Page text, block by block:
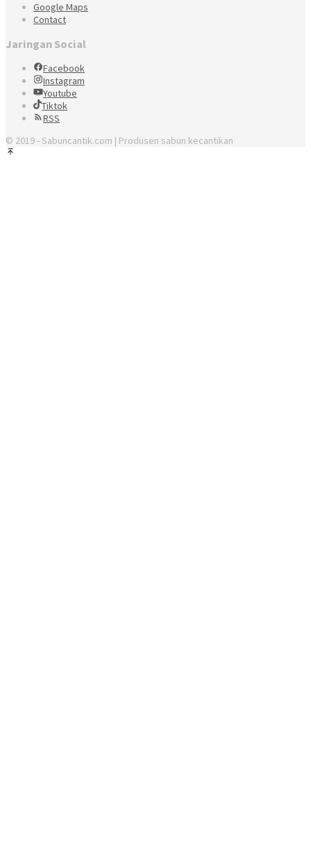
Google Maps
Contact
Jaringan Social
Facebook
Instagram
Youtube
Tiktok
RSS
© 2019 - Sabuncantik.com | Produsen sabun kecantikan